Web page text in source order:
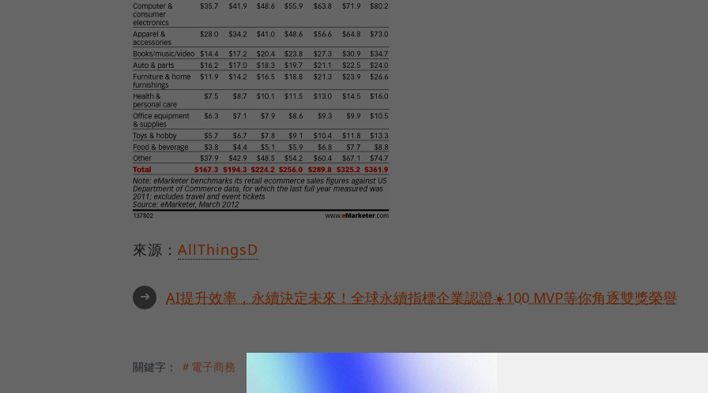
來源： AllThingsD
➜ AI提升效率，永續決定未來！全球永續指標企業認證☀️100 MVP等你角逐雙獎榮譽
關鍵字： ＃電子商務